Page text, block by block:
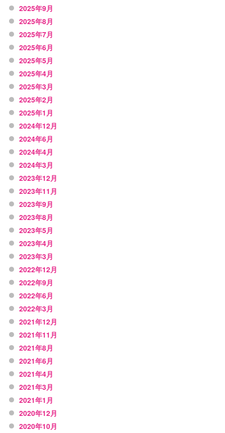
2025年9月
2025年8月
2025年7月
2025年6月
2025年5月
2025年4月
2025年3月
2025年2月
2025年1月
2024年12月
2024年6月
2024年4月
2024年3月
2023年12月
2023年11月
2023年9月
2023年8月
2023年5月
2023年4月
2023年3月
2022年12月
2022年9月
2022年6月
2022年3月
2021年12月
2021年11月
2021年8月
2021年6月
2021年4月
2021年3月
2021年1月
2020年12月
2020年10月